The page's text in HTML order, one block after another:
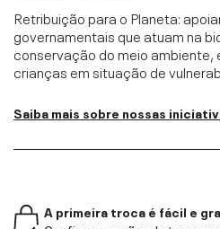
Retribuição para o Planeta:
governamentais que atuam na
conservação do meio ambiente,
crianças em situação de
Saiba mais sobre nossas
A primeira troca é fácil e